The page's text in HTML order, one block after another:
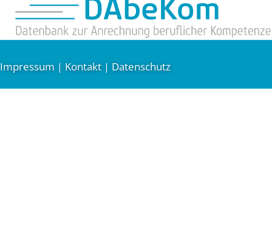
Impressum | Kontakt | Datenschutz